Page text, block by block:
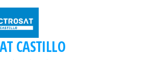
CASTILLO